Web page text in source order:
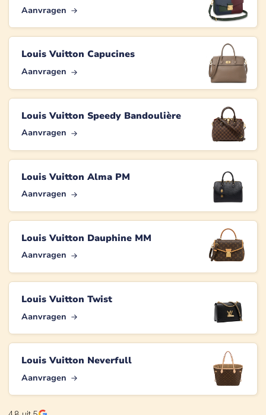
Aanvragen
Louis Vuitton Capucines
Aanvragen
Louis Vuitton Speedy Bandoulière
Aanvragen
Louis Vuitton Alma PM
Aanvragen
Louis Vuitton Dauphine MM
Aanvragen
Louis Vuitton Twist
Aanvragen
Louis Vuitton Neverfull
Aanvragen